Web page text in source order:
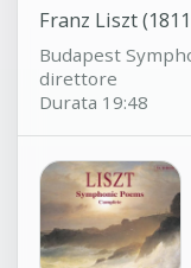
Franz Liszt
Budapest
direttore
Durata 19:48